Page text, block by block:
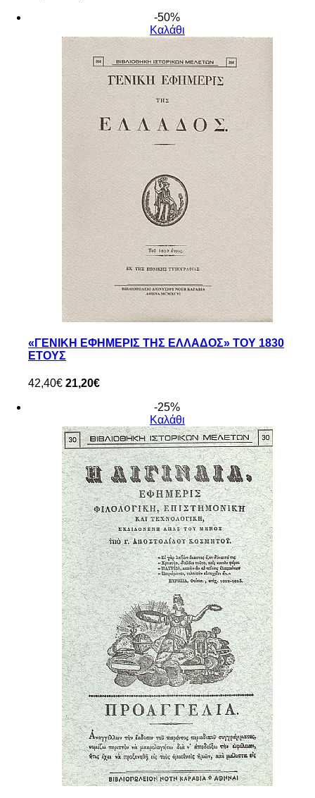
-50%
Καλάθι
«ΓΕΝΙΚΗ ΕΦΗΜΕΡΙΣ ΤΗΣ ΕΛΛΑΔΟΣ» ΤΟΥ 1830
ΕΤΟΥΣ
42,40€ 21,20€
-25%
Καλάθι